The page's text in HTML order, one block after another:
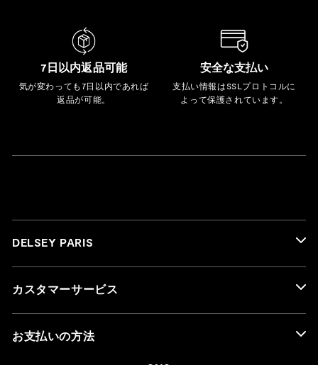
7日以内返品可能
気が変わっても7日以内であれば
返品が可能。
安全な支払い
支払い情報はSSLプロトコルに
よって保護されています。
DELSEY PARIS
カスタマーサービス
お支払いの方法